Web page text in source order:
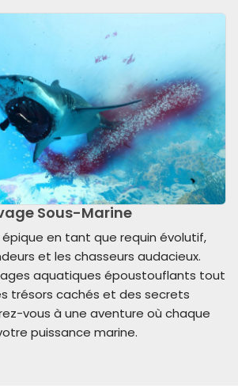
Sous-Marine
en tant que requin évolutif,
et les chasseurs audacieux.
aquatiques époustouflants tout
trésors cachés et des secrets
vous à une aventure où chaque
puissance marine.